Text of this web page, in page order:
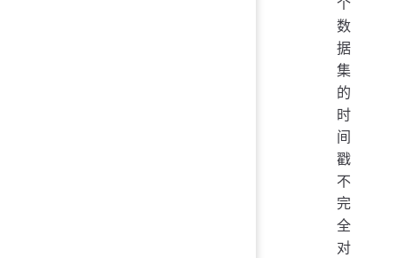
个
数
据
集
的
时
间
戳
不
完
全
对